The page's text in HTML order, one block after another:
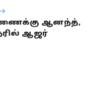
ஆனந்த்,
ஆஜர்